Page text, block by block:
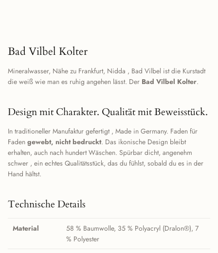
Bad Vilbel Kolter
Mineralwasser, Nähe zu Frankfurt, Nidda , Bad Vilbel ist die Kurstadt
die weiß wie man es ruhig angehen lässt. Der Bad Vilbel Kolter.
Design mit Charakter. Qualität mit Beweisstück.
In traditioneller Manufaktur gefertigt , Made in Germany. Faden für
Faden gewebt, nicht bedruckt. Das ikonische Design bleibt
erhalten, auch nach hundert Wäschen. Spürbar dicht, angenehm
schwer , ein echtes Qualitätsstück, das du fühlst, sobald du es in der
Hand hältst.
Technische Details
Material
58 % Baumwolle, 35 % Polyacryl (Dralon®), 7
% Polyester